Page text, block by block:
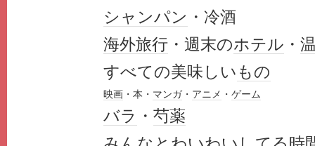
シャンパン ・冷酒
海外旅行 ・週末のホテル ・
すべての美味しい もの
映画 ・本・ マンガ・ アニメ ・ ゲーム
バラ ・ 芍薬